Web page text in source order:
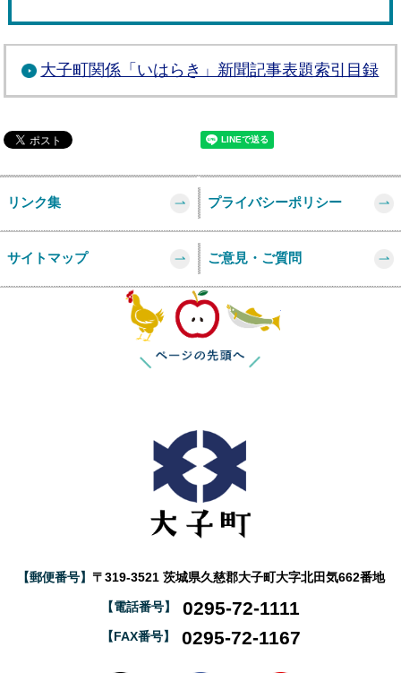
大子町関係「いはらき」新聞記事表題索引目録
リンク集 プライバシーポリシー
サイトマップ ご意見・ご質問
【郵便番号】 〒319-3521 茨城県久慈郡大子町大字北田気662番地
【電話番号】 0295-72-1111
【FAX番号】 0295-72-1167